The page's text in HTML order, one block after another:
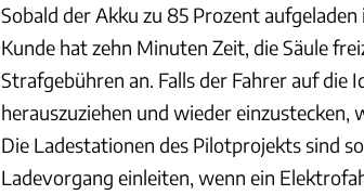
Sobald der Akku zu 85 Prozent
Kunde hat zehn Minuten Zeit, die Säule
Strafgebühren an. Falls der Fahrer auf die
herauszuziehen und wieder einzustecken,
Die Ladestationen des Pilotprojekts sind
Ladevorgang einleiten, wenn ein